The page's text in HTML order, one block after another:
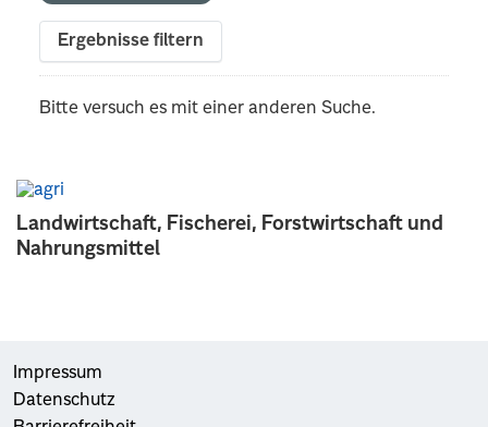
Landwirtschaft, Fischerei, Forstwirtschaft und
Nahrungsmittel
Ergebnisse filtern
Bitte versuch es mit einer anderen Suche.
Impressum
Datenschutz